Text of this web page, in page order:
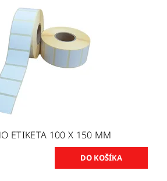
ETIKETA 100 X 150 MM